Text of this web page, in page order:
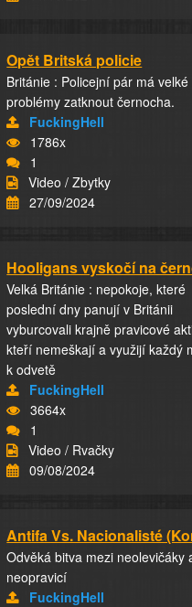
Opět Britská policie
Británie : Policejní pár má velké
problémy zatknout černocha.
FuckingHell
1786x
1
Video / Zbytky
27/09/2024
Hooligans vyskočí na
Velká Británie : nepokoje, které
poslední dny panují v Británii
vyburcovali krajně pravicové
kteří nemeškají a využijí každý
k odvetě
FuckingHell
3664x
1
Video / Rvačky
09/08/2024
Odvěká bitva mezi neolevičáky
neopravicí
FuckingHell